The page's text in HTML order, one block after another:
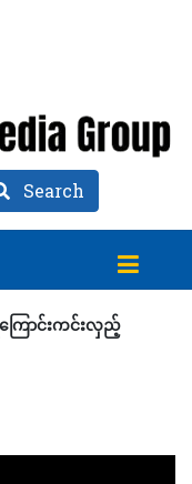
Search
ောင်းကင်းလှည့်